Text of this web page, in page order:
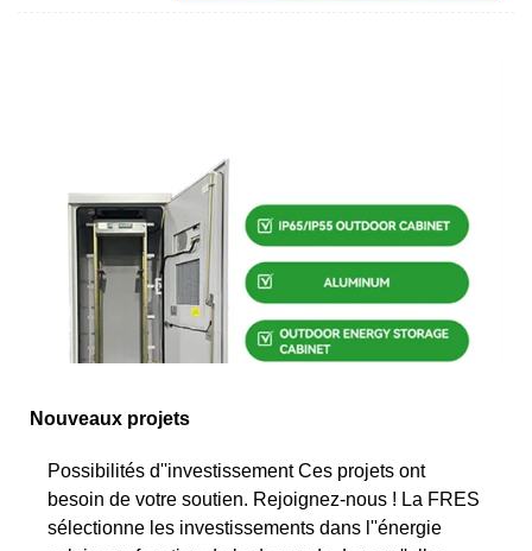
Nouveaux projets
Possibilités d''investissement Ces projets ont
besoin de votre soutien. Rejoignez-nous ! La FRES
sélectionne les investissements dans l''énergie